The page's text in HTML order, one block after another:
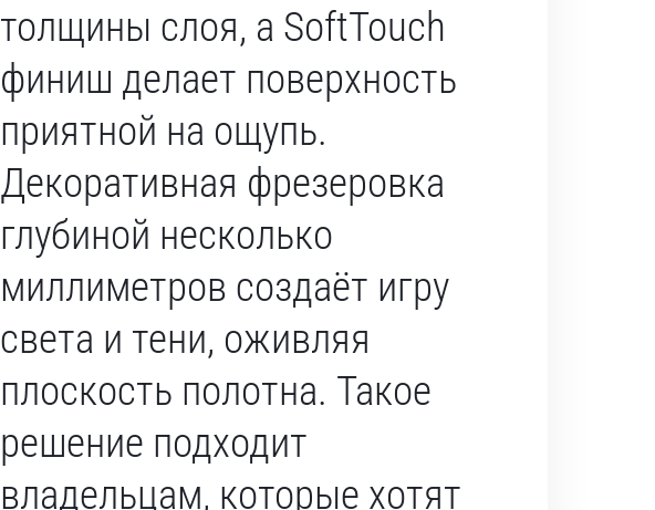
толщины слоя, а SoftTouch
финиш делает поверхность
приятной на ощупь.
Декоративная фрезеровка
глубиной несколько
миллиметров создаёт игру
света и тени, оживляя
плоскость полотна. Такое
решение подходит
владельцам, которые хотят